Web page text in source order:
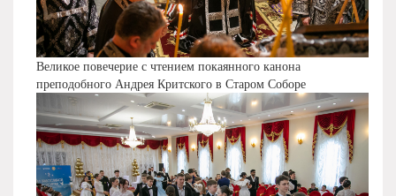
Великое повечерие с чтением покаянного канона
преподобного Андрея Критского в Старом Соборе